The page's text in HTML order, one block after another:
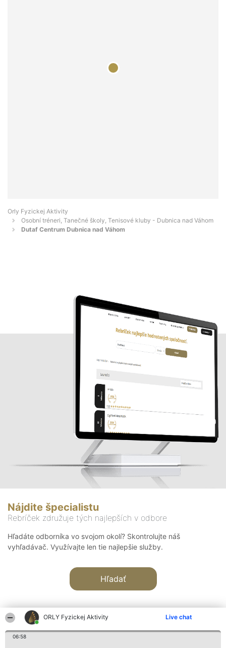
ORLY Fyzickej Aktivity Live chat
06:58
Orly Fyzickej Aktivity
Osobní tréneri, Tanečné školy, Tenisové kluby - Dubnica nad Váhom
Dutaf Centrum Dubnica nad Váhom
Nájdite špecialistu
Rebríček združuje tých najlepších v odbore
Hľadáte odborníka vo svojom okolí? Skontrolujte náš
vyhľadávač. Využívajte len tie najlepšie služby.
Hľadať